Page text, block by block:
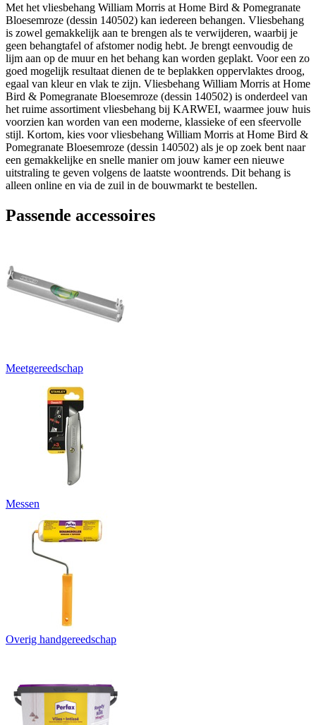
Met het vliesbehang William Morris at Home Bird & Pomegranate
Bloesemroze (dessin 140502) kan iedereen behangen. Vliesbehang
is zowel gemakkelijk aan te brengen als te verwijderen, waarbij je
geen behangtafel of afstomer nodig hebt. Je brengt eenvoudig de
lijm aan op de muur en het behang kan worden geplakt. Voor een zo
goed mogelijk resultaat dienen de te beplakken oppervlaktes droog,
egaal van kleur en vlak te zijn. Vliesbehang William Morris at Home
Bird & Pomegranate Bloesemroze (dessin 140502) is onderdeel van
het ruime assortiment vliesbehang bij KARWEI, waarmee jouw huis
voorzien kan worden van een moderne, klassieke of een sfeervolle
stijl. Kortom, kies voor vliesbehang William Morris at Home Bird &
Pomegranate Bloesemroze (dessin 140502) als je op zoek bent naar
een gemakkelijke en snelle manier om jouw kamer een nieuwe
uitstraling te geven volgens de laatste woontrends. Dit behang is
alleen online en via de zuil in de bouwmarkt te bestellen.
Passende accessoires
Meetgereedschap
Messen
Overig handgereedschap